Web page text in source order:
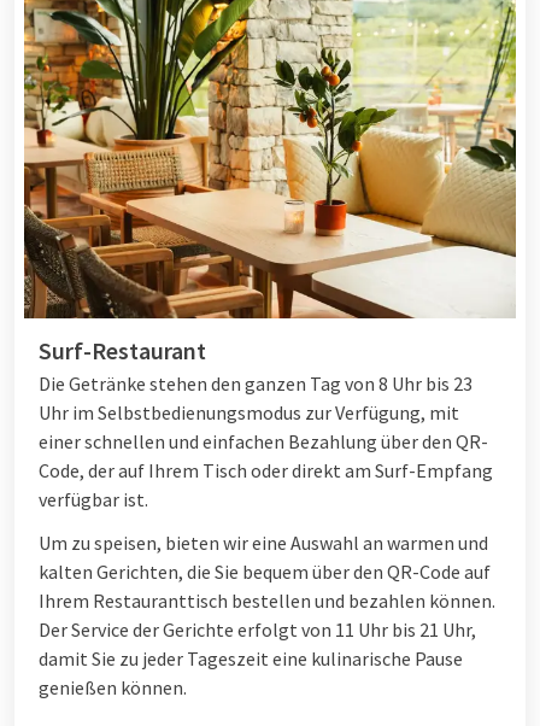
Surf-Restaurant
Die Getränke stehen den ganzen Tag von 8 Uhr bis 23
Uhr im Selbstbedienungsmodus zur Verfügung, mit
einer schnellen und einfachen Bezahlung über den QR-
Code, der auf Ihrem Tisch oder direkt am Surf-Empfang
verfügbar ist.
Um zu speisen, bieten wir eine Auswahl an warmen und
kalten Gerichten, die Sie bequem über den QR-Code auf
Ihrem Restauranttisch bestellen und bezahlen können.
Der Service der Gerichte erfolgt von 11 Uhr bis 21 Uhr,
damit Sie zu jeder Tageszeit eine kulinarische Pause
genießen können.